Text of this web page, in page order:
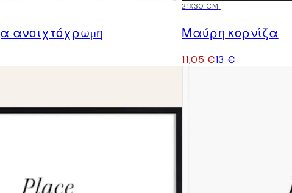
ανοιχτόχρωμη
15%*
21X30 CM
Μαύρη κορνίζα
11,05 €13 €